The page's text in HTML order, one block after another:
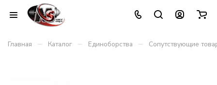
Главная – Каталог – Единоборства – Сопутствующие